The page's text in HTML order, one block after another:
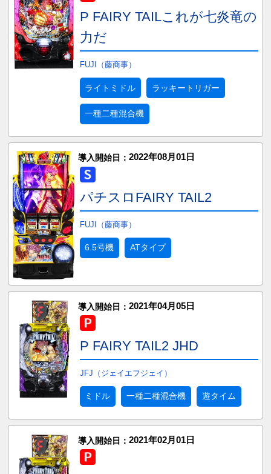
P FAIRY TAILこれが七炎竜の
力だ
FUJI（藤商事）
ライトミドル ラッキートリガー
一種二種混合機
導入開始日： 2022年08月01日
パチスロFAIRY TAIL2
FUJI（藤商事）
6.5号機 ATタイプ
導入開始日： 2021年04月05日
P FAIRY TAIL2 JHD
JFJ（ジェイエフジェイ）
ミドル 一種二種混合機 遊タイム
導入開始日： 2021年02月01日